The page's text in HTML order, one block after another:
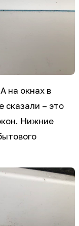
на окнах в
сказали – это
Нижние